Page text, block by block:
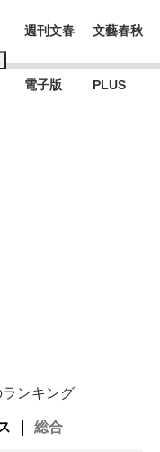
週刊文春
電子版
文藝春秋
PLUS
ランキング
総合